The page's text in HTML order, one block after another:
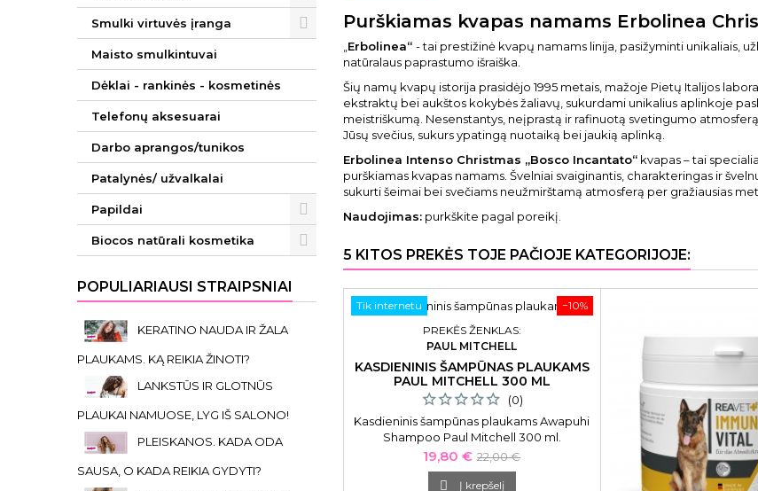
Smulki virtuvės įranga
Maisto smulkintuvai
Dėklai - rankinės - kosmetinės
Telefonų aksesuarai
Darbo aprangos/tunikos
Patalynės/ užvalkalai
Papildai
Biocos natūrali kosmetika
POPULIARIAUSI STRAIPSNIAI
KERATINO NAUDA IR ŽALA
PLAUKAMS. KĄ REIKIA ŽINOTI?
LANKSTŪS IR GLOTNŪS
PLAUKAI NAMUOSE, LYG IŠ SALONO!
PLEISKANOS. KADA ODA
SAUSA, O KADA REIKIA GYDYTI?
Purškiamas kvapas namams Erbolinea
Erbolinea“ - tai prestižinė kvapų namams linija, pasižyminti unikaliais,
natūralaus paprastumo išraiška.
Šių namų kvapų istorija prasidėjo 1995 metais, mažoje Pietų Italijos
ekstraktų bei aukštos kokybės žaliavų, sukurdami unikalius aplinkoje
meistriškumą. Nesenstantys, neįprastą ir rafinuotą svetingumo
Jūsų svečius, sukurs ypatingą nuotaiką bei jaukią aplinką.
Erbolinea Intenso Christmas „Bosco Incantato“ kvapas – tai
purškiamas kvapas namams. Švelniai svaiginantis, charakteringas ir
sukurti šeimai bei svečiams neužmirštamą atmosferą per gražiausias
Naudojimas: purkškite pagal poreikį.
5 KITOS PREKĖS TOJE PAČIOJE KATEGORIJOJE:
−10%
Tik internetu
PREKĖS ŽENKLAS:
PAUL MITCHELL
KASDIENINIS ŠAMPŪNAS PLAUKAMS
PAUL MITCHELL 300 ML
(0)
Kasdieninis šampūnas plaukams Awapuhi
Shampoo Paul Mitchell 300 ml.
Kasdieninis šampūnas yra skirtas visų tipų
plaukams.
Kaina
19,80 € Bazinė
kaina
22,00 €
 Į krepšelį